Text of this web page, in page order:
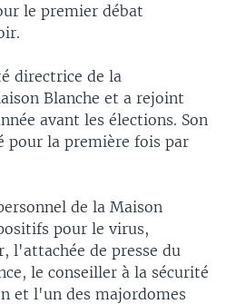
le premier débat
directrice de la
Blanche et a rejoint
avant les élections. Son
pour la première fois par
de la Maison
pour le virus,
l'attachée de presse du
le conseiller à la sécurité
et l'un des majordomes